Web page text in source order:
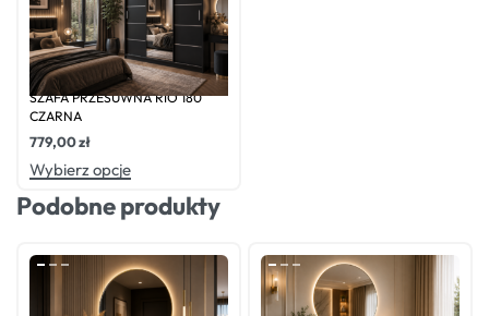
Oceniono 0na 5
SZAFA PRZESUWNA RIO 180
CZARNA
779,00zł
Wybierz opcje
Podobne produkty